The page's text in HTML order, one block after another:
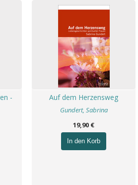
-
Auf dem Herzensweg
Gundert, Sabrina
19,90 €
In den Korb